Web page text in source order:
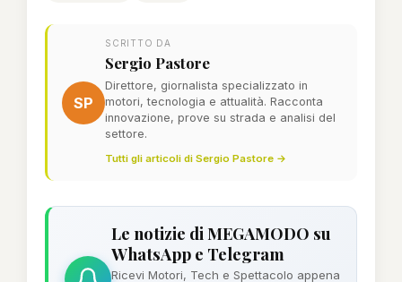
SP
SCRITTO DA
Sergio Pastore
Direttore, giornalista specializzato in
motori, tecnologia e attualità. Racconta
innovazione, prove su strada e analisi del
settore.
Tutti gli articoli di Sergio Pastore →
Le notizie di MEGAMODO su
WhatsApp e Telegram
Ricevi Motori, Tech e Spettacolo appena